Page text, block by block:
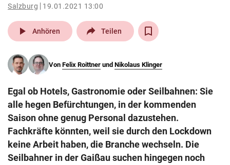
pin_drop
Wien arrow_right
search
eingeben
© Krone Multimedia GmbH & Co KG 2026
Muthgasse 2, 1190 Wien
Salzburg 19.01.2021 13:00
play_arrow Anhören Teilen
Von Felix Roittner und Nikolaus Klinger
Egal ob Hotels, Gastronomie oder Seilbahnen: Sie
alle hegen Befürchtungen, in der kommenden
Saison ohne genug Personal dazustehen.
Fachkräfte könnten, weil sie durch den Lockdown
keine Arbeit haben, die Branche wechseln. Die
Seilbahner in der Gaißau suchen hingegen noch